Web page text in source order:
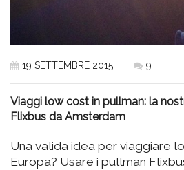
19 SETTEMBRE 2015 9
Viaggi low cost in pullman: la
Flixbus da Amsterdam
Una valida idea per viaggiare
Europa? Usare i pullman